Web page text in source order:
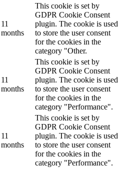
11
months
This cookie is set by
GDPR Cookie Consent
plugin. The cookie is used
to store the user consent
for the cookies in the
category "Other.
11
months
This cookie is set by
GDPR Cookie Consent
plugin. The cookie is used
to store the user consent
for the cookies in the
category "Performance".
11
months
This cookie is set by
GDPR Cookie Consent
plugin. The cookie is used
to store the user consent
for the cookies in the
category "Performance".